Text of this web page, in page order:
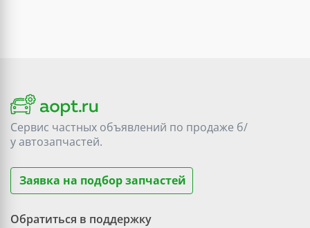
Сервис частных объявлений по продаже б/
уавтозапчастей.
Заявка на подбор запчастей
Обратиться в поддержку